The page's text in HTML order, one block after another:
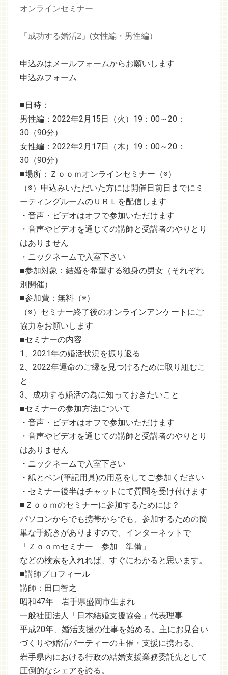
オンラインセミナー
「成功する婚活2」(女性編・男性編）
申込みはメールフォームからお願いします
申込みフォーム
■日時：
男性編：2022年2月15日（火）19：00～20：
30（90分）
女性編：2022年2月17日（木）19：00～20：
30（90分）
■場所：Ｚｏｏｍオンラインセミナー（※）
（※）申込みいただいた方には開催日前日までにミ
ーティングルームのＵＲＬを配信します
・音声・ビデオはオフで参加いただけます
・音声やビデオを通じての講師と受講者のやりとり
はありません
・ニックネームで入室下さい
■参加対象：結婚を希望する独身の男女（それぞれ
別開催）
■参加費：無料（※）
（※）セミナー終了後のオンラインアンケートにご
協力をお願いします
■セミナーの内容
1、2021年の婚活状況を振り返る
2、2022年運命のご縁を見つけるために取り組むこ
と
3、成功する婚活の為に知っておきたいこと
■セミナーの参加方法について
・音声・ビデオはオフで参加いただけます
・音声やビデオを通じての講師と受講者のやりとり
はありません
・ニックネームで入室下さい
・紙とペン(筆記用具)の用意をしてご参加ください
・セミナー後半はチャットにて質問を受け付けます
■Ｚｏｏｍのセミナーに参加するためには？
パソコンからでも携帯からでも、参加するための簡
単な手続きがありますので、インターネットで
「Ｚｏｏｍセミナー 参加 準備」
などの検索を入れれば、すぐにわかると思います。
■講師プロフィール
講師：田口智之
昭和47年 岩手県盛岡市生まれ
一般社団法人「日本結婚支援協会」代表理事
平成20年、婚活支援の仕事を始める。主にお見合い
づくりや婚活パーティーの主催・支援に携わる。
岩手県内における行政の結婚支援業務委託先として
圧倒的なシェアを誇る。